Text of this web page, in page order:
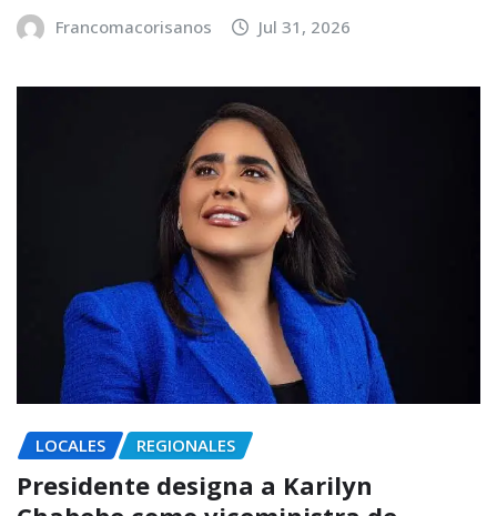
Francomacorisanos Jul 31, 2026
LOCALES REGIONALES
Presidente designa a Karilyn